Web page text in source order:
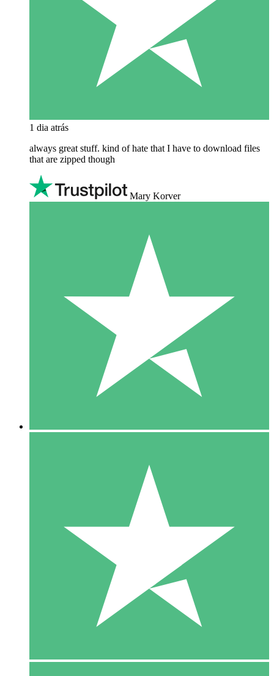
1 dia atrás
always great stuff. kind of hate that I have to download files
that are zipped though
Mary Korver